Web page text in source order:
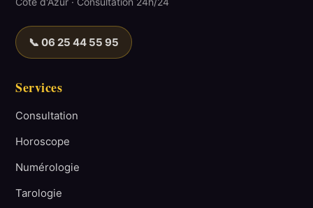
📞 06 25 44 55 95
Services
Consultation
Horoscope
Numérologie
Tarologie